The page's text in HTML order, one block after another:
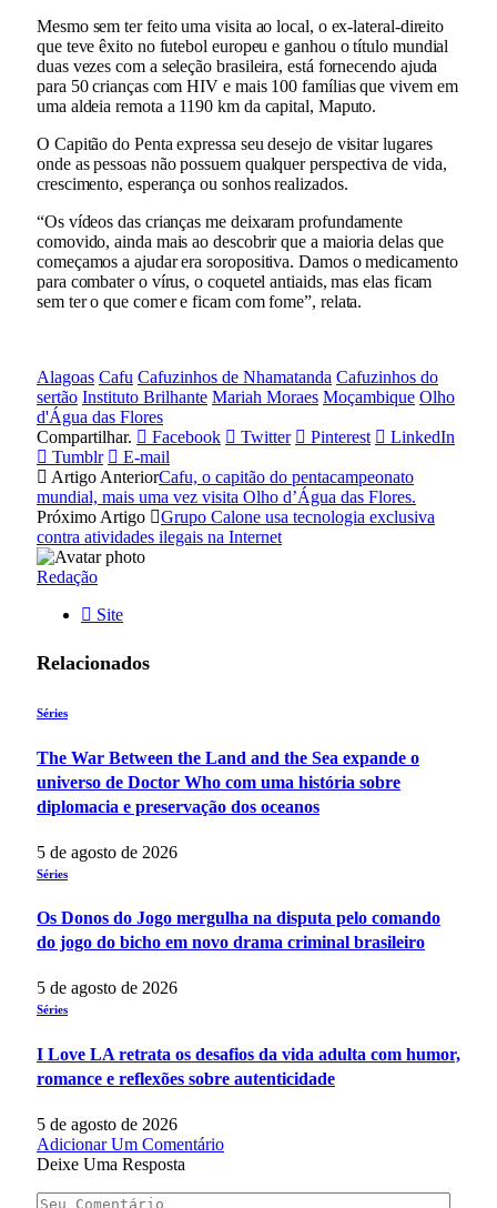
Mesmo sem ter feito uma visita ao local, o ex-lateral-direito
que teve êxito no futebol europeu e ganhou o título mundial
duas vezes com a seleção brasileira, está fornecendo ajuda
para 50 crianças com HIV e mais 100 famílias que vivem em
uma aldeia remota a 1190 km da capital, Maputo.
O Capitão do Penta expressa seu desejo de visitar lugares
onde as pessoas não possuem qualquer perspectiva de vida,
crescimento, esperança ou sonhos realizados.
“Os vídeos das crianças me deixaram profundamente
comovido, ainda mais ao descobrir que a maioria delas que
começamos a ajudar era soropositiva. Damos o medicamento
para combater o vírus, o coquetel antiaids, mas elas ficam
sem ter o que comer e ficam com fome”, relata.
Alagoas Cafu Cafuzinhos de Nhamatanda Cafuzinhos do
sertão Instituto Brilhante Mariah Moraes Moçambique Olho
d'Água das Flores
Compartilhar.
Facebook Twitter Pinterest
LinkedIn
Tumblr
E-mail
Artigo AnteriorCafu, o capitão do pentacampeonato
mundial, mais uma vez visita Olho d’Água das Flores.
Próximo Artigo
Grupo Calone usa tecnologia exclusiva
contra atividades ilegais na Internet
Redação
Site
Relacionados
Séries
The War Between the Land and the Sea expande o
universo de Doctor Who com uma história sobre
diplomacia e preservação dos oceanos
5 de agosto de 2026
Séries
Os Donos do Jogo mergulha na disputa pelo comando
do jogo do bicho em novo drama criminal brasileiro
5 de agosto de 2026
Séries
I Love LA retrata os desafios da vida adulta com humor,
romance e reflexões sobre autenticidade
5 de agosto de 2026
Adicionar Um Comentário
Deixe Uma Resposta